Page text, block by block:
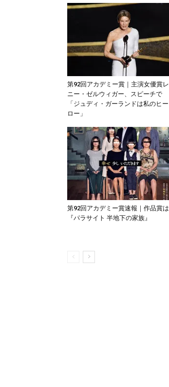
第92回アカデミー賞｜主演女優賞レ
ニー・ゼルウィガー、スピーチで
「ジュディ・ガーランドは私のヒー
ロー」
第92回アカデミー賞速報｜作品賞は
『パラサイト 半地下の家族』